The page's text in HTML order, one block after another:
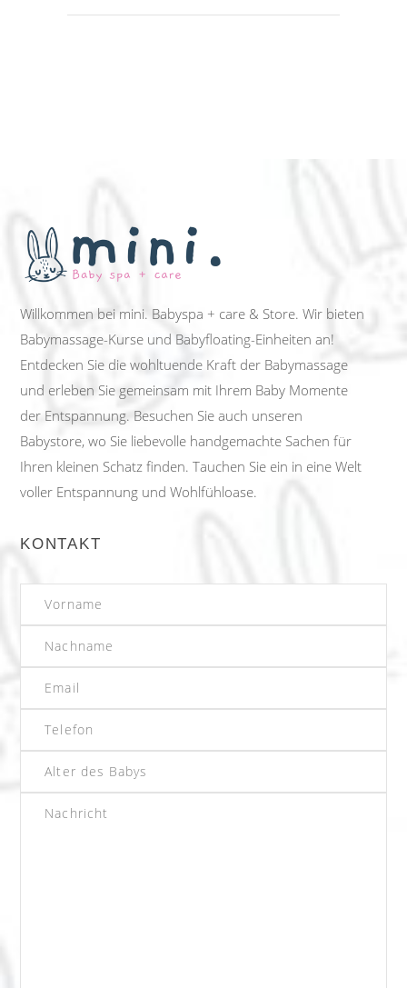
Willkommen bei mini. Babyspa + care & Store. Wir bieten
Babymassage-Kurse und Babyfloating-Einheiten an!
Entdecken Sie die wohltuende Kraft der Babymassage
und erleben Sie gemeinsam mit Ihrem Baby Momente
der Entspannung. Besuchen Sie auch unseren
Babystore, wo Sie liebevolle handgemachte Sachen für
Ihren kleinen Schatz finden. Tauchen Sie ein in eine Welt
voller Entspannung und Wohlfühloase.
KONTAKT